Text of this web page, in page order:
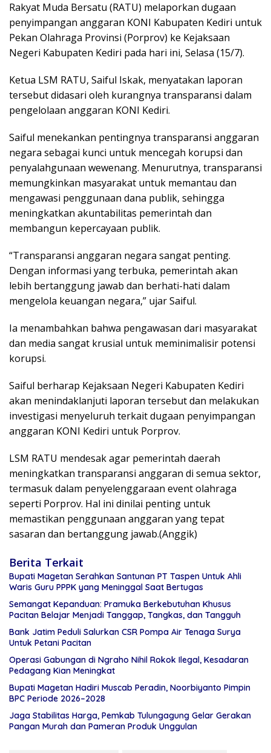
Rakyat Muda Bersatu (RATU) melaporkan dugaan
penyimpangan anggaran KONI Kabupaten Kediri untuk
Pekan Olahraga Provinsi (Porprov) ke Kejaksaan
Negeri Kabupaten Kediri pada hari ini, Selasa (15/7).
Ketua LSM RATU, Saiful Iskak, menyatakan laporan
tersebut didasari oleh kurangnya transparansi dalam
pengelolaan anggaran KONI Kediri.
Saiful menekankan pentingnya transparansi anggaran
negara sebagai kunci untuk mencegah korupsi dan
penyalahgunaan wewenang. Menurutnya, transparansi
memungkinkan masyarakat untuk memantau dan
mengawasi penggunaan dana publik, sehingga
meningkatkan akuntabilitas pemerintah dan
membangun kepercayaan publik.
“Transparansi anggaran negara sangat penting.
Dengan informasi yang terbuka, pemerintah akan
lebih bertanggung jawab dan berhati-hati dalam
mengelola keuangan negara,” ujar Saiful.
Ia menambahkan bahwa pengawasan dari masyarakat
dan media sangat krusial untuk meminimalisir potensi
korupsi.
Saiful berharap Kejaksaan Negeri Kabupaten Kediri
akan menindaklanjuti laporan tersebut dan melakukan
investigasi menyeluruh terkait dugaan penyimpangan
anggaran KONI Kediri untuk Porprov.
LSM RATU mendesak agar pemerintah daerah
meningkatkan transparansi anggaran di semua sektor,
termasuk dalam penyelenggaraan event olahraga
seperti Porprov. Hal ini dinilai penting untuk
memastikan penggunaan anggaran yang tepat
sasaran dan bertanggung jawab.(Anggik)
Berita Terkait
Bupati Magetan Serahkan Santunan PT Taspen Untuk Ahli
Waris Guru PPPK yang Meninggal Saat Bertugas
Semangat Kepanduan: Pramuka Berkebutuhan Khusus
Pacitan Belajar Menjadi Tanggap, Tangkas, dan Tangguh
Bank Jatim Peduli Salurkan CSR Pompa Air Tenaga Surya
Untuk Petani Pacitan
Operasi Gabungan di Ngraho Nihil Rokok Ilegal, Kesadaran
Pedagang Kian Meningkat
Bupati Magetan Hadiri Muscab Peradin, Noorbiyanto Pimpin
BPC Periode 2026–2028
Jaga Stabilitas Harga, Pemkab Tulungagung Gelar Gerakan
Pangan Murah dan Pameran Produk Unggulan